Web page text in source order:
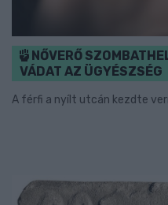
NŐVERŐ
VÁDAT AZ ÜGYÉSZSÉG
A férfi a nyílt utcán kezdte